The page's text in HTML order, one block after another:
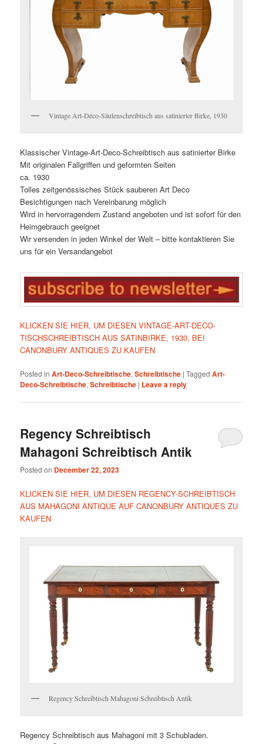
Vintage Art-Déco-Säulenschreibtisch aus satinierter Birke, 1930
Klassischer Vintage-Art-Deco-Schreibtisch aus satinierter Birke
Mit originalen Fallgriffen und geformten Seiten
ca. 1930
Tolles zeitgenössisches Stück sauberen Art Deco
Besichtigungen nach Vereinbarung möglich
Wird in hervorragendem Zustand angeboten und ist sofort für den
Heimgebrauch geeignet
Wir versenden in jeden Winkel der Welt – bitte kontaktieren Sie
uns für ein Versandangebot
KLICKEN SIE HIER, UM DIESEN VINTAGE-ART-DECO-
TISCHSCHREIBTISCH AUS SATINBIRKE, 1930, BEI
CANONBURY ANTIQUES ZU KAUFEN
Posted in Art-Deco-Schreibtische,Schreibtische |Tagged Art-
Deco-Schreibtische,Schreibtische | Leave a reply
Regency Schreibtisch
Mahagoni Schreibtisch Antik
Posted on December 22, 2023
KLICKEN SIE HIER, UM DIESEN REGENCY-SCHREIBTISCH
AUS MAHAGONI ANTIQUE AUF CANONBURY ANTIQUES ZU
KAUFEN
Regency Schreibtisch Mahagoni Schreibtisch Antik
Regency Schreibtisch aus Mahagoni mit 3 Schubladen.